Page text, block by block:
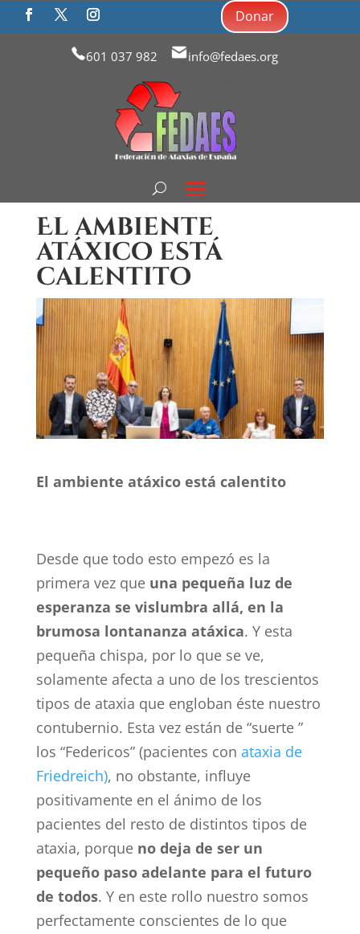
601 037 982 info@fedaes.org
Donar
El ambiente
atáxico está
calentito
El ambiente atáxico está calentito
Desde que todo esto empezó es la
primera vez que una pequeña luz de
esperanza se vislumbra allá, en la
brumosa lontananza atáxica. Y esta
pequeña chispa, por lo que se ve,
solamente afecta a uno de los trescientos
tipos de ataxia que engloban éste nuestro
contubernio. Esta vez están de “suerte ”
los “Federicos” (pacientes con ataxia de
Friedreich), no obstante, influye
positivamente en el ánimo de los
pacientes del resto de distintos tipos de
ataxia, porque no deja de ser un
pequeño paso adelante para el futuro
de todos. Y en este rollo nuestro somos
perfectamente conscientes de lo que